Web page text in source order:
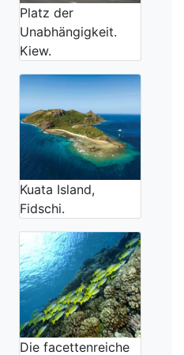
Platz der
Unabhängigkeit.
Kiew.
Kuata Island,
Fidschi.
Die facettenreiche